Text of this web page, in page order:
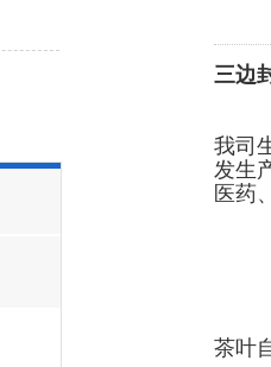
三边
我司
发生
医药
茶叶